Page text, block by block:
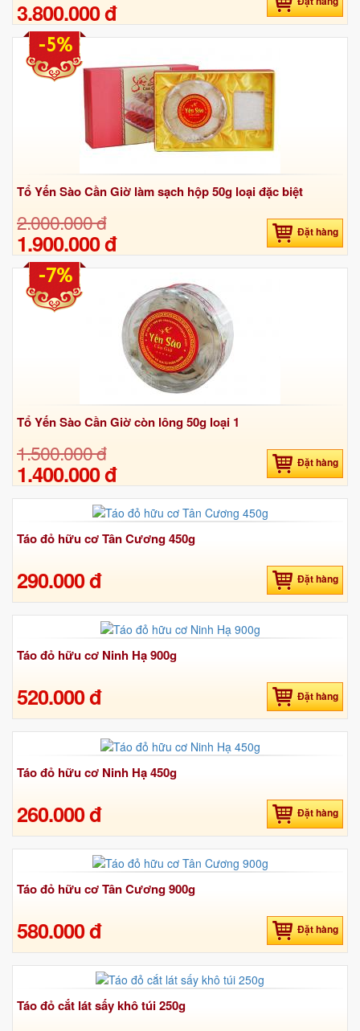
3.800.000 đ
Tổ Yến Sào Cần Giờ làm sạch hộp 50g loại đặc biệt
2.000.000 đ
1.900.000 đ Đặt hàng
-5%
Tổ Yến Sào Cần Giờ còn lông 50g loại 1
1.500.000 đ
1.400.000 đ Đặt hàng
-7%
Táo đỏ hữu cơ Tân Cương 450g
290.000 đ Đặt hàng
Táo đỏ hữu cơ Ninh Hạ 900g
520.000 đ Đặt hàng
Táo đỏ hữu cơ Ninh Hạ 450g
260.000 đ Đặt hàng
Táo đỏ hữu cơ Tân Cương 900g
580.000 đ Đặt hàng
Táo đỏ cắt lát sấy khô túi 250g